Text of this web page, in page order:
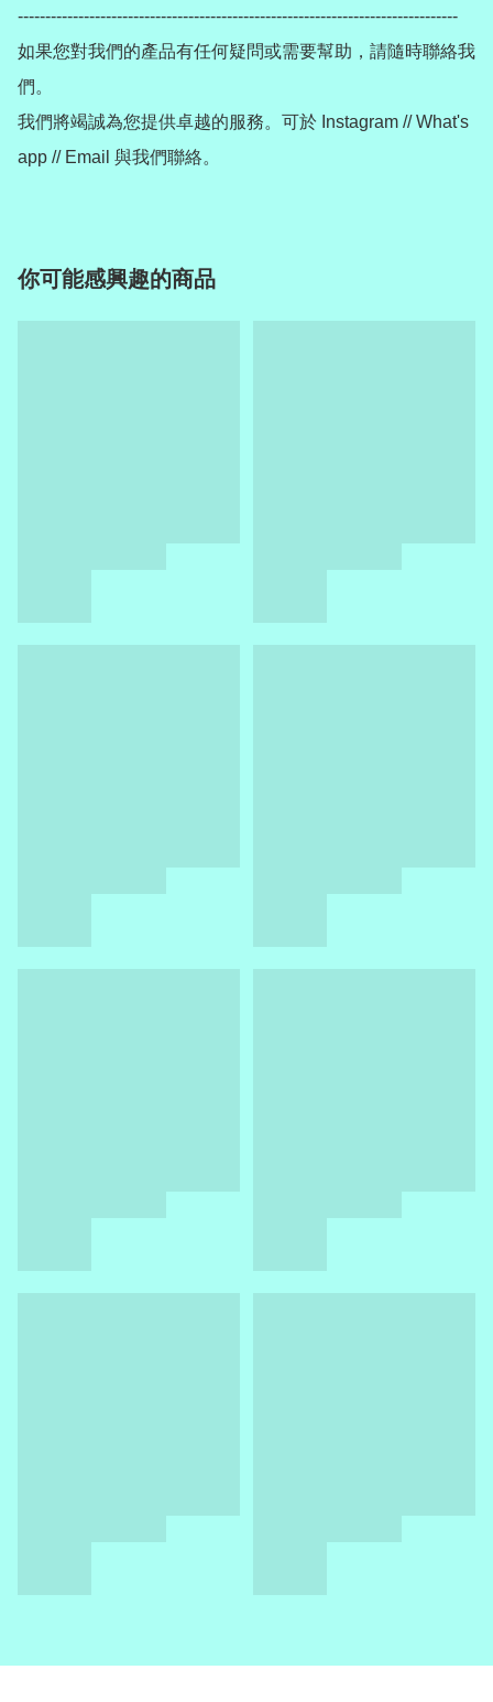
--------------------------------------------------------------------------------
如果您對我們的產品有任何疑問或需要幫助，請隨時聯絡我
們。
我們將竭誠為您提供卓越的服務。可於 Instagram // What's
app // Email 與我們聯絡。
你可能感興趣的商品